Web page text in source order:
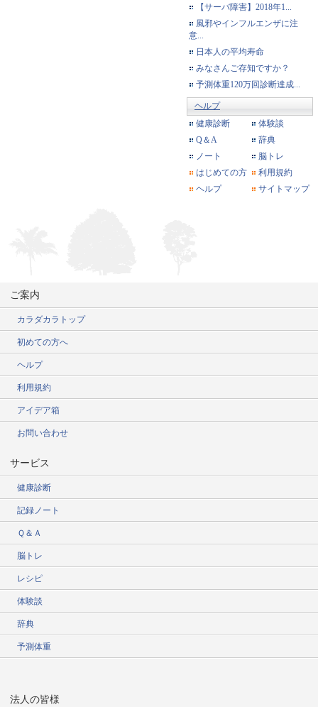
【サーバ障害】2018年1...
風邪やインフルエンザに注
意...
日本人の平均寿命
みなさんご存知ですか？
予測体重120万回診断達成...
ヘルプ
健康診断
体験談
Q＆A
辞典
ノート
脳トレ
はじめての方
利用規約
ヘルプ
サイトマップ
ご案内
カラダカラトップ
初めての方へ
ヘルプ
利用規約
アイデア箱
お問い合わせ
サービス
健康診断
記録ノート
Ｑ＆Ａ
脳トレ
レシピ
体験談
辞典
予測体重
法人の皆様